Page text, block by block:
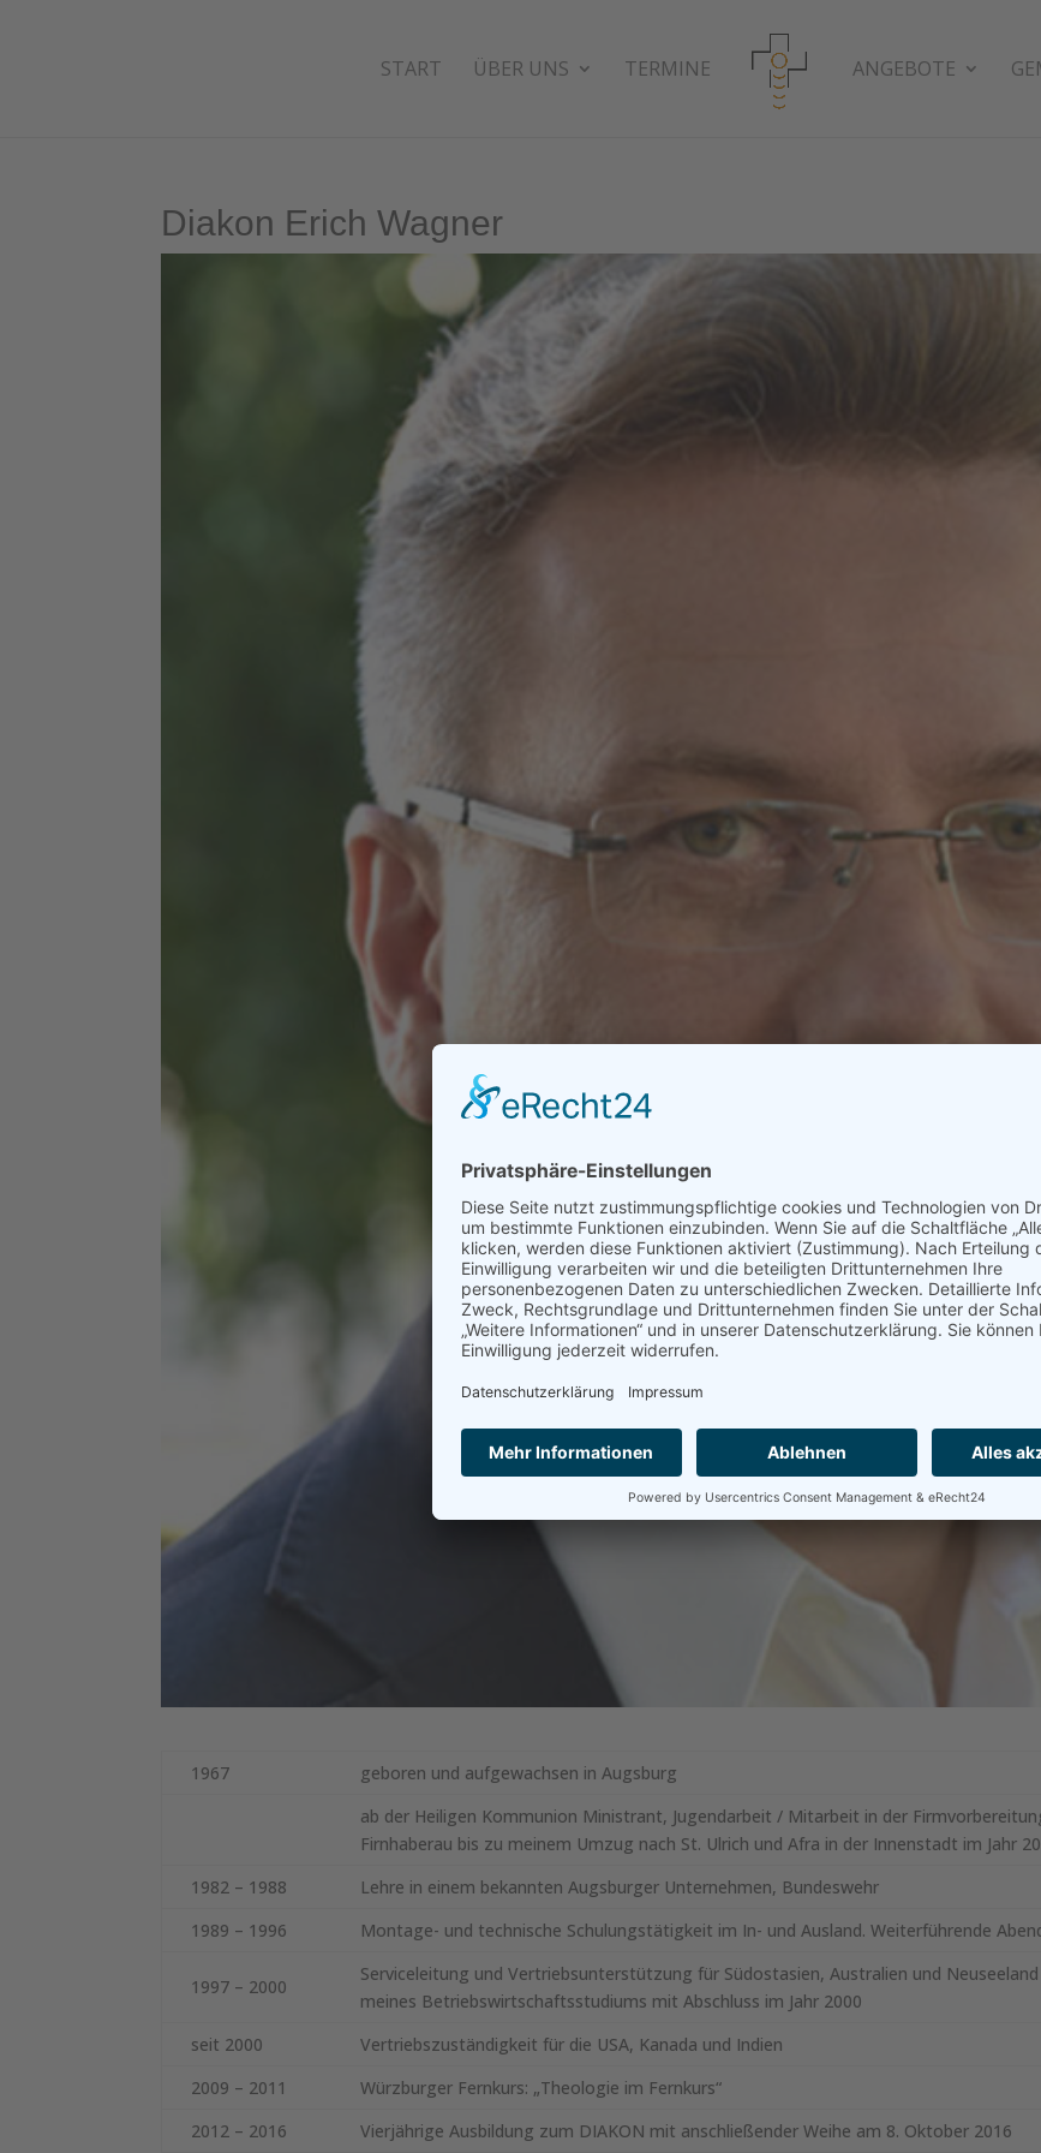
START ÜBER UNS TERMINE ANGEBOTE
Diakon Erich Wagner
1967
geboren und aufgewachsen in Augsburg
ab der Heiligen Kommunion Ministrant, Jugendarbeit / Mitarbeit in der
Firnhaberau bis zu meinem Umzug nach St. Ulrich und Afra in der Innenstadt im Jahr
1982 – 1988
Lehre in einem bekannten Augsburger Unternehmen, Bundeswehr
1989 – 1996
Montage- und technische Schulungstätigkeit im In- und Ausland. Weiterführende
1997 – 2000
Serviceleitung und Vertriebsunterstützung für Südostasien, Australien und
meines Betriebswirtschaftsstudiums mit Abschluss im Jahr 2000
seit 2000
Vertriebszuständigkeit für die USA, Kanada und Indien
2009 – 2011
Würzburger Fernkurs: „Theologie im Fernkurs“
2012 – 2016
Vierjährige Ausbildung zum DIAKON mit anschließender Weihe am 8. Oktober 2016